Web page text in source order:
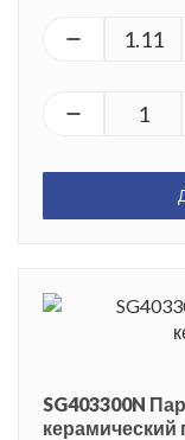
SG403300N
керамический